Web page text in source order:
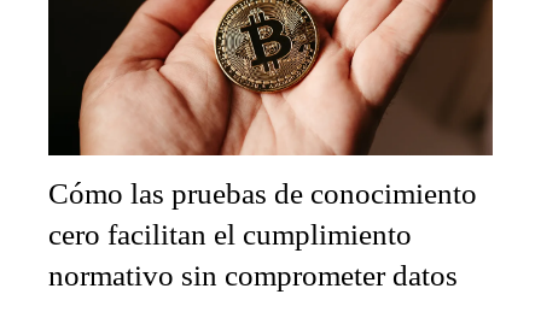
Cómo las pruebas de conocimiento
cero facilitan el cumplimiento
normativo sin comprometer datos